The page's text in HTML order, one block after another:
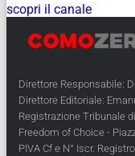
scopri il canale
Direttore Responsabile:
Direttore Editoriale:
Registrazione Tribunale
Freedom of Choice -
PIVA Cf e N° Iscr.